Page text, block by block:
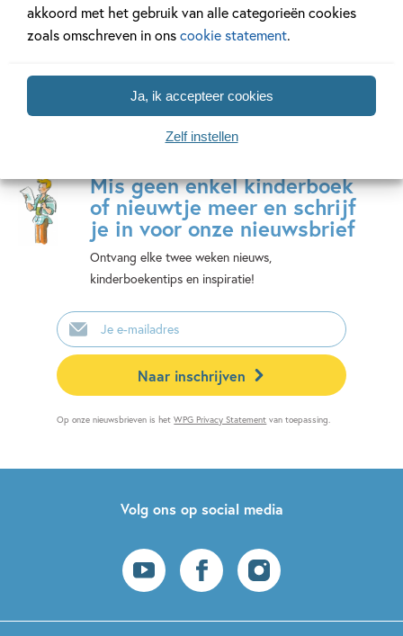
akkoord met het gebruik van alle categorieën cookies
zoals omschreven in onscookie statement.
Ja, ik accepteer cookies
Zelf instellen
Manon
Mis geen enkel kinderboek
of nieuwtje meer en schrijf
je in voor onze nieuwsbrief
Ontvang elke twee weken nieuws,
kinderboekentips en inspiratie!
E-
mailadres
Naar inschrijven
Op onze nieuwsbrieven is hetWPG Privacy Statement van toepassing.
Volg ons op social media